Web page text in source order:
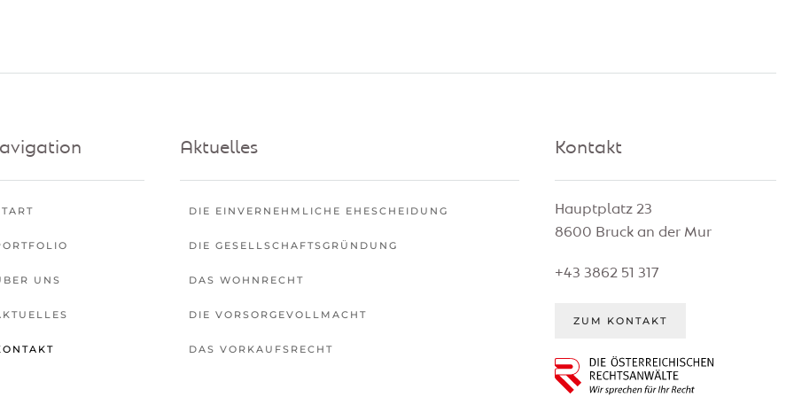
UNS
Aktuelles
DIE EINVERNEHMLICHE EHESCHEIDUNG
DIE GESELLSCHAFTSGRÜNDUNG
DAS WOHNRECHT
DIE VORSORGEVOLLMACHT
DAS VORKAUFSRECHT
Kontakt
Hauptplatz 23
8600 Bruck an der Mur
+43 3862 51 317
ZUM KONTAKT